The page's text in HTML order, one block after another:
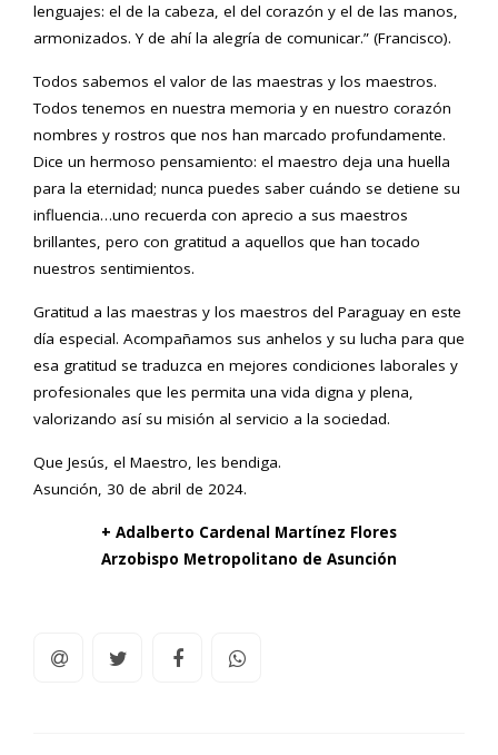
lenguajes: el de la cabeza, el del corazón y el de las manos,
armonizados. Y de ahí la alegría de comunicar.” (Francisco).
Todos sabemos el valor de las maestras y los maestros.
Todos tenemos en nuestra memoria y en nuestro corazón
nombres y rostros que nos han marcado profundamente.
Dice un hermoso pensamiento: el maestro deja una huella
para la eternidad; nunca puedes saber cuándo se detiene su
influencia…uno recuerda con aprecio a sus maestros
brillantes, pero con gratitud a aquellos que han tocado
nuestros sentimientos.
Gratitud a las maestras y los maestros del Paraguay en este
día especial. Acompañamos sus anhelos y su lucha para que
esa gratitud se traduzca en mejores condiciones laborales y
profesionales que les permita una vida digna y plena,
valorizando así su misión al servicio a la sociedad.
Que Jesús, el Maestro, les bendiga.
Asunción, 30 de abril de 2024.
+ Adalberto Cardenal Martínez Flores
Arzobispo Metropolitano de Asunción